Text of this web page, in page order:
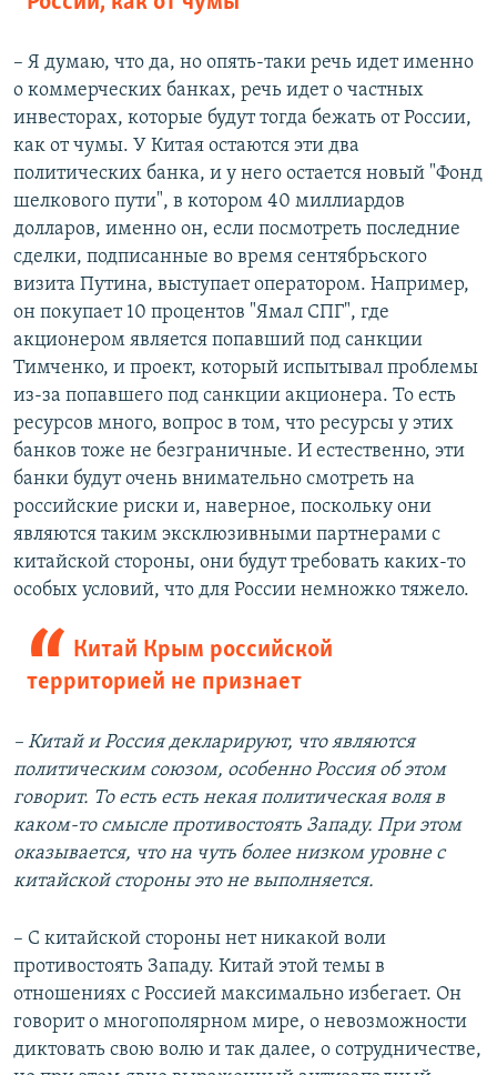
– Я думаю, что да, но опять-таки речь идет именно
о коммерческих банках, речь идет о частных
инвесторах, которые будут тогда бежать от России,
как от чумы. У Китая остаются эти два
политических банка, и у него остается новый "Фонд
шелкового пути", в котором 40 миллиардов
долларов, именно он, если посмотреть последние
сделки, подписанные во время сентябрьского
визита Путина, выступает оператором. Например,
он покупает 10 процентов "Ямал СПГ", где
акционером является попавший под санкции
Тимченко, и проект, который испытывал проблемы
из-за попавшего под санкции акционера. То есть
ресурсов много, вопрос в том, что ресурсы у этих
банков тоже не безграничные. И естественно, эти
банки будут очень внимательно смотреть на
российские риски и, наверное, поскольку они
являются таким эксклюзивными партнерами с
китайской стороны, они будут требовать каких-то
особых условий, что для России немножко тяжело.
Китай Крым российской
территорией не признает
– Китай и Россия декларируют, что являются
политическим союзом, особенно Россия об этом
говорит. То есть есть некая политическая воля в
каком-то смысле противостоять Западу. При этом
оказывается, что на чуть более низком уровне с
китайской стороны это не выполняется.
– С китайской стороны нет никакой воли
противостоять Западу. Китай этой темы в
отношениях с Россией максимально избегает. Он
говорит о многополярном мире, о невозможности
диктовать свою волю и так далее, о сотрудничестве,